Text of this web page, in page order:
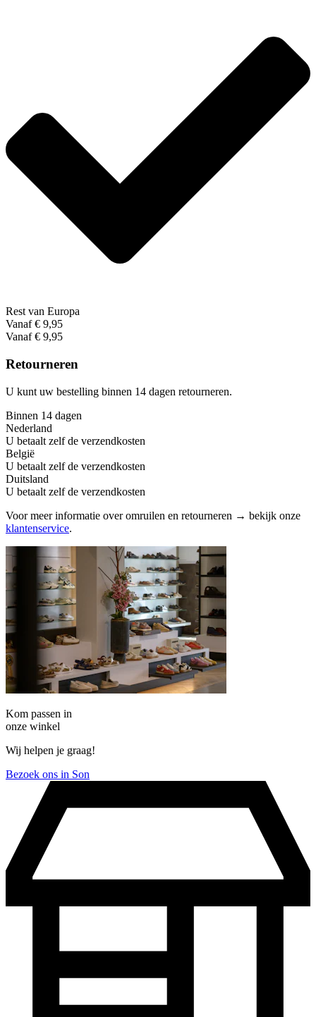
Rest van Europa
Vanaf € 9,95
Vanaf € 9,95
Retourneren
U kunt uw bestelling binnen 14 dagen retourneren.
Binnen 14 dagen
Nederland
U betaalt zelf de verzendkosten
België
U betaalt zelf de verzendkosten
Duitsland
U betaalt zelf de verzendkosten
Voor meer informatie over omruilen en retourneren → bekijk onze
klantenservice.
Kom passen in
onze winkel
Wij helpen je graag!
Bezoek ons in Son